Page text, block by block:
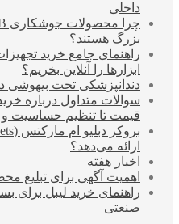
داخلی
بزرگ هستند؟
راهنمای جامع خرید
ابزارها را آنلاین بخریم؟
دندانپزشکی تحت بیهوشی
سوالات متداول درباره
قیمت تا تنظیم حساسیت
ارائه می‌دهد؟
اخبار هفته
اهمیت آگهی برای تبلیغ
راهنمای خرید لیبل برای
صنعتی